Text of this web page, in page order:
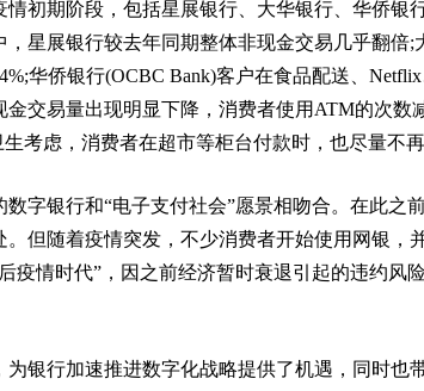
初期阶段，包括星展银行、大华银行、华侨银
星展银行较去年同期整体非现金交易几乎翻倍;
华侨银行(OCBC Bank)客户在食品配送、
交易量出现明显下降，消费者使用ATM的次数
考虑，消费者在超市等柜台付款时，也尽量不再
字银行和“电子支付社会”愿景相吻合。在此之
但随着疫情突发，不少消费者开始使用网银，
疫情时代”，因之前经济暂时衰退引起的违约风
银行加速推进数字化战略提供了机遇，同时也